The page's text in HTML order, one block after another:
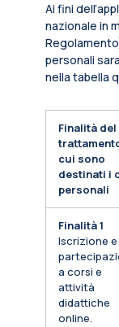
Ai fini
nazionale in
personali
nella tabella
Finalità del
cui sono
destinati i
personali
Finalità 1
Iscrizione e
a corsi e
attività
didattiche
online.